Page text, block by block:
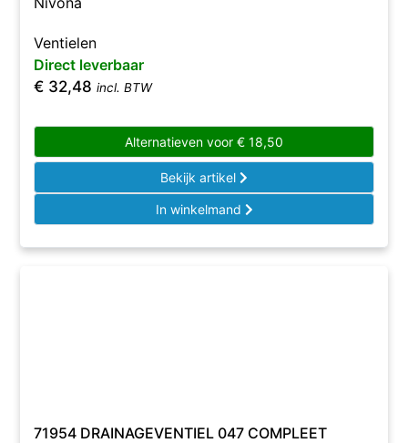
Ventielen
Direct leverbaar
€ 32,48 incl. BTW
Alternatieven voor € 18,50
Bekijk artikel
In winkelmand
71954 DRAINAGEVENTIEL 047 COMPLEET